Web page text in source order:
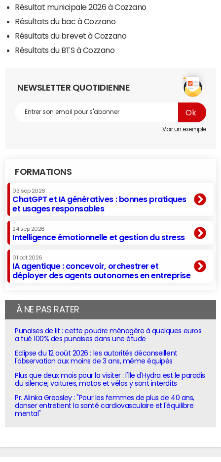
Résultat municipale 2026 à Cozzano
Résultats du bac à Cozzano
Résultats du brevet à Cozzano
Résultats du BTS à Cozzano
NEWSLETTER QUOTIDIENNE
Voir un exemple
FORMATIONS
03 sep 2026
ChatGPT et IA génératives : bonnes pratiques
et usages responsables
24 sep 2026
Intelligence émotionnelle et gestion du stress
01 oct 2026
IA agentique : concevoir, orchestrer et
déployer des agents autonomes en entreprise
À NE PAS RATER
Punaises de lit : cette poudre ménagère à quelques euros
a tué 100% des punaises dans une étude
Eclipse du 12 août 2026 : les autorités déconseillent
l'observation aux moins de 3 ans, même équipés
Plus que deux mois pour la visiter : l'île d'Hydra est le paradis
du silence, voitures, motos et vélos y sont interdits
Pr. Alinka Greasley : "Pour les femmes de plus de 40 ans,
danser entretient la santé cardiovasculaire et l'équilibre
mental"